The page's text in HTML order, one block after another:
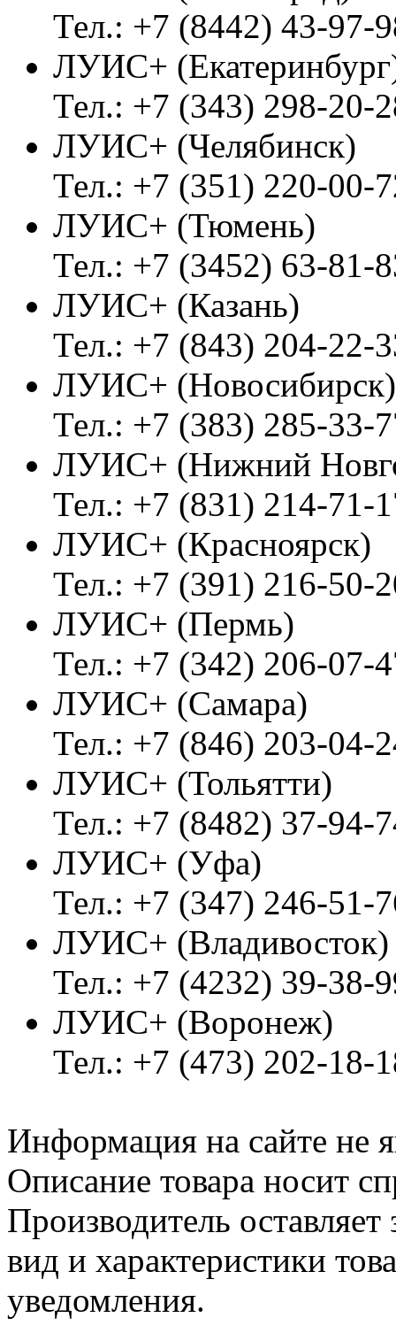
Тел.: +7 (8442) 43-97-
ЛУИС+
Тел.: +7 (343) 298-20-
ЛУИС+ (Челябинск)
Тел.: +7 (351) 220-00-
ЛУИС+ (Тюмень)
Тел.: +7 (3452) 63-81-
ЛУИС+ (Казань)
Тел.: +7 (843) 204-22-
ЛУИС+ (Новосибирск)
Тел.: +7 (383) 285-33-
ЛУИС+ (Нижний
Тел.: +7 (831) 214-71-
ЛУИС+ (Красноярск)
Тел.: +7 (391) 216-50-
ЛУИС+ (Пермь)
Тел.: +7 (342) 206-07-
ЛУИС+ (Самара)
Тел.: +7 (846) 203-04-
ЛУИС+ (Тольятти)
Тел.: +7 (8482) 37-94-
ЛУИС+ (Уфа)
Тел.: +7 (347) 246-51-
ЛУИС+
Тел.: +7 (4232) 39-38-
ЛУИС+ (Воронеж)
Тел.: +7 (473) 202-18-
Информация на сайте не
Описание товара носит
Производитель
вид и характеристики
уведомления.